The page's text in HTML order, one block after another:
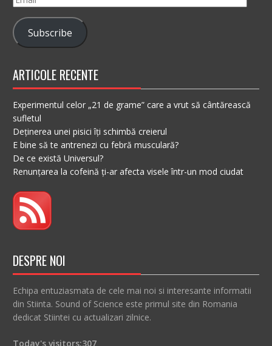
Subscribe
ARTICOLE RECENTE
Experimentul celor „21 de grame” care a vrut să cântărească
sufletul
Deținerea unei pisici îți schimbă creierul
E bine să te antrenezi cu febră musculară?
De ce există Universul?
Renunțarea la cofeină ți-ar afecta visele într-un mod ciudat
DESPRE NOI
Echipa entuziasmata de cele mai noi si interesante informatii
din Stiinta. Sound of Science este primul site din Romania
dedicat Stiintei cu actualizari zilnice.
Today's visitors:307